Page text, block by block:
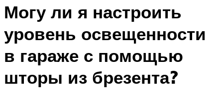
Могу ли я настроить
уровень освещенности
в гараже с помощью
шторы из брезента?